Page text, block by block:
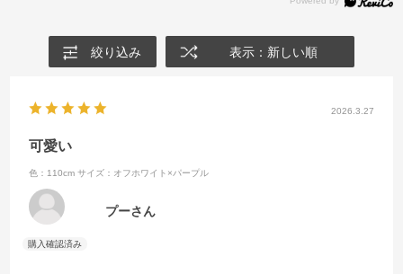
絞り込み 表示：新しい順
2026.3.27
可愛い
色：110cm サイズ：オフホワイト×パープル
プーさん